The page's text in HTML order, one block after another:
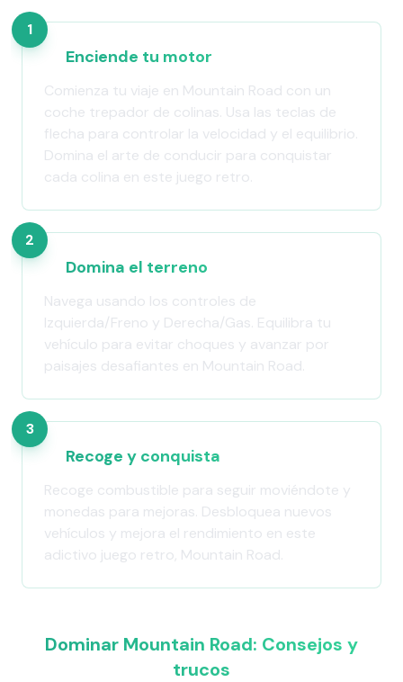
1
Enciende tu motor
Comienza tu viaje en Mountain Road con un
coche trepador de colinas. Usa las teclas de
flecha para controlar la velocidad y el equilibrio.
Domina el arte de conducir para conquistar
cada colina en este juego retro.
2
Domina el terreno
Navega usando los controles de
Izquierda/Freno y Derecha/Gas. Equilibra tu
vehículo para evitar choques y avanzar por
paisajes desafiantes en Mountain Road.
3
Recoge y conquista
Recoge combustible para seguir moviéndote y
monedas para mejoras. Desbloquea nuevos
vehículos y mejora el rendimiento en este
adictivo juego retro, Mountain Road.
Dominar Mountain Road: Consejos y
trucos